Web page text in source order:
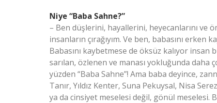
Niye “Baba Sahne?”
– Ben düşlerini, hayallerini, heyecanlarını
insanların çırağıyım. Ve ben, babasını
Babasını kaybetmese de öksüz kalıyor
sarılan, özlenen ve manası yokluğunda daha
yüzden “Baba Sahne”! Ama baba deyince,
Tanır, Yıldız Kenter, Suna Pekuysal, Nisa
ya da cinsiyet meselesi değil, gönül meselesi.